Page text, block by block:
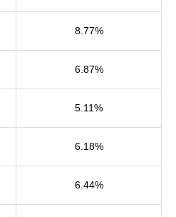
8.77%
6.87%
5.11%
6.18%
6.44%